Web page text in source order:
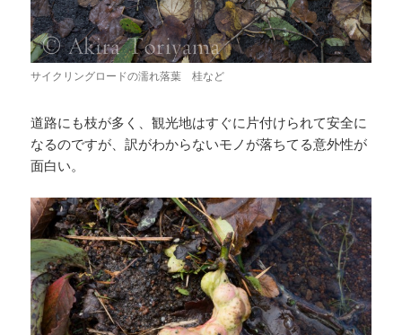
サイクリングロードの濡れ落葉 桂など
道路にも枝が多く、観光地はすぐに片付けられて安全に
なるのですが、訳がわからないモノが落ちてる意外性が
面白い。